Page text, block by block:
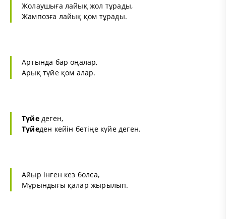
Жолаушыға лайық жол тұрады,
Жампозға лайық қом тұрады.
Артында бар оңалар,
Арық түйе қом алар.
Түйедеген,
Түйеден кейін бетіңе күйе деген.
Айыр інген кез болса,
Мұрындығы қалар жырылып.